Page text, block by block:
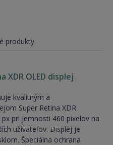
produkty
XDR OLED displej
kvalitným a
Super Retina XDR
pri jemnosti 460 pixelov na
užívateľov. Displej je
Špeciálna ochrana